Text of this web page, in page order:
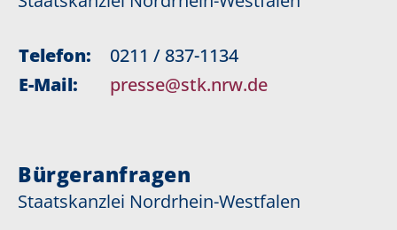
Telefon:
0211 / 837-1134
E-Mail:
presse@stk.nrw.de
Bürgeranfragen
Staatskanzlei Nordrhein-Westfalen